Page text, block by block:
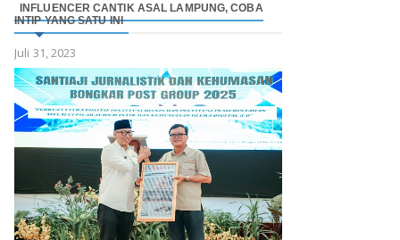
INFLUENCER CANTIK ASAL LAMPUNG, COBA
INTIP YANG SATU INI
Juli 31, 2023